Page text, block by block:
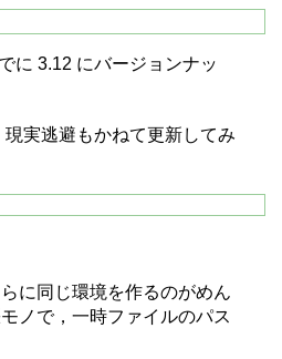
に 3.12 にバージョンナッ
実逃避もかねて更新してみ
に同じ環境を作るのがめん
ノで，一時ファイルのパス